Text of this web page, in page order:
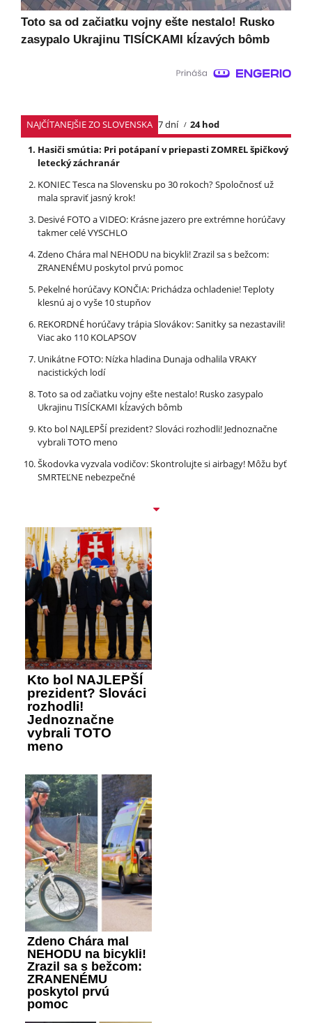
Toto sa od začiatku vojny ešte nestalo! Rusko
zasypalo Ukrajinu TISÍCKAMI kĺzavých bômb
NAJČÍTANEJŠIE ZO SLOVENSKA 7 dní
24 hod
Hasiči smútia: Pri potápaní v priepasti ZOMREL špičkový
letecký záchranár
KONIEC Tesca na Slovensku po 30 rokoch? Spoločnosť už
mala spraviť jasný krok!
Desivé FOTO a VIDEO: Krásne jazero pre extrémne horúčavy
takmer celé VYSCHLO
Zdeno Chára mal NEHODU na bicykli! Zrazil sa s bežcom:
ZRANENÉMU poskytol prvú pomoc
Pekelné horúčavy KONČIA: Prichádza ochladenie! Teploty
klesnú aj o vyše 10 stupňov
REKORDNÉ horúčavy trápia Slovákov: Sanitky sa nezastavili!
Viac ako 110 KOLAPSOV
Unikátne FOTO: Nízka hladina Dunaja odhalila VRAKY
nacistických lodí
Toto sa od začiatku vojny ešte nestalo! Rusko zasypalo
Ukrajinu TISÍCKAMI kĺzavých bômb
Kto bol NAJLEPŠÍ prezident? Slováci rozhodli! Jednoznačne
vybrali TOTO meno
Škodovka vyzvala vodičov: Skontrolujte si airbagy! Môžu byť
SMRTEĽNE nebezpečné
Kto bol NAJLEPŠÍ
prezident? Slováci
rozhodli!
Jednoznačne
vybrali TOTO
meno
Zdeno Chára mal
NEHODU na bicykli!
Zrazil sa s bežcom:
ZRANENÉMU
poskytol prvú
pomoc